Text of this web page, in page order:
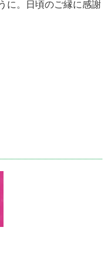
に。日頃のご縁に感謝